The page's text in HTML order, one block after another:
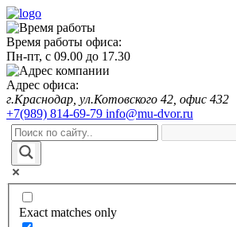
Время работы офиса:
Пн-пт, с 09.00 до 17.30
Адрес офиса:
г.Краснодар, ул.Котовского 42, офис 432
+7(989) 814-69-79 info@mu-dvor.ru
Exact matches only